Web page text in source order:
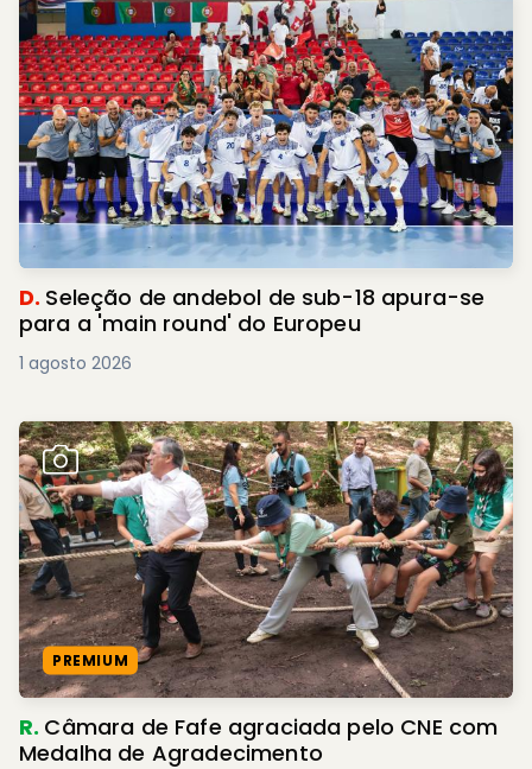
D. Seleção de andebol de sub-18 apura-se
para a 'main round' do Europeu
1 agosto 2026
PREMIUM
R. Câmara de Fafe agraciada pelo CNE com
Medalha de Agradecimento